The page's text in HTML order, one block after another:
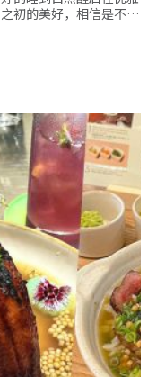
初的美好，相信是不…